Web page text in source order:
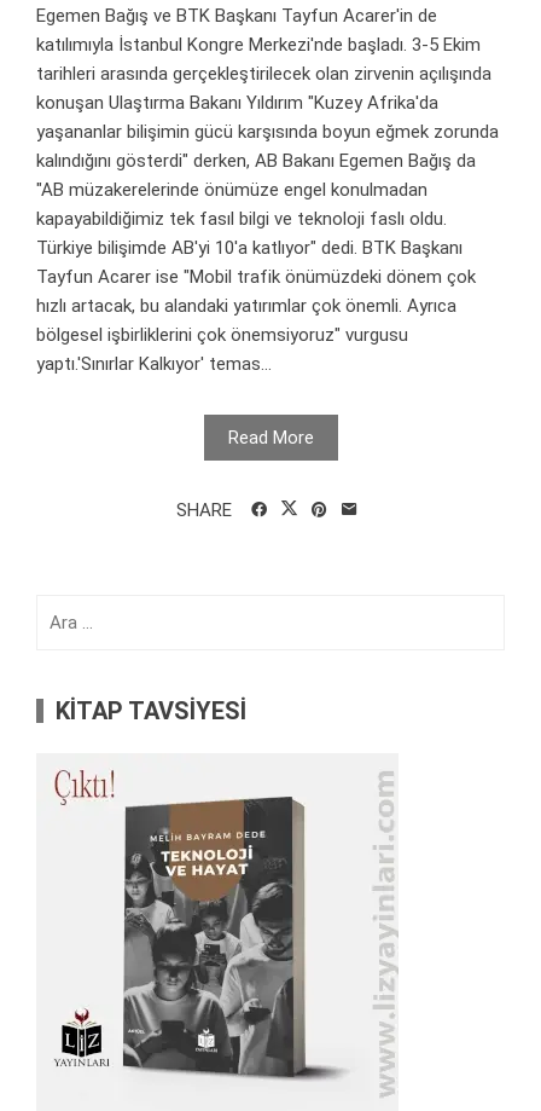
Egemen Bağış ve BTK Başkanı Tayfun Acarer'in de
katılımıyla İstanbul Kongre Merkezi'nde başladı. 3-5 Ekim
tarihleri arasında gerçekleştirilecek olan zirvenin açılışında
konuşan Ulaştırma Bakanı Yıldırım "Kuzey Afrika'da
yaşananlar bilişimin gücü karşısında boyun eğmek zorunda
kalındığını gösterdi" derken, AB Bakanı Egemen Bağış da
"AB müzakerelerinde önümüze engel konulmadan
kapayabildiğimiz tek fasıl bilgi ve teknoloji faslı oldu.
Türkiye bilişimde AB'yi 10'a katlıyor" dedi. BTK Başkanı
Tayfun Acarer ise "Mobil trafik önümüzdeki dönem çok
hızlı artacak, bu alandaki yatırımlar çok önemli. Ayrıca
bölgesel işbirliklerini çok önemsiyoruz" vurgusu
yaptı.'Sınırlar Kalkıyor' temas...
Read More
SHARE
KİTAP TAVSİYESİ